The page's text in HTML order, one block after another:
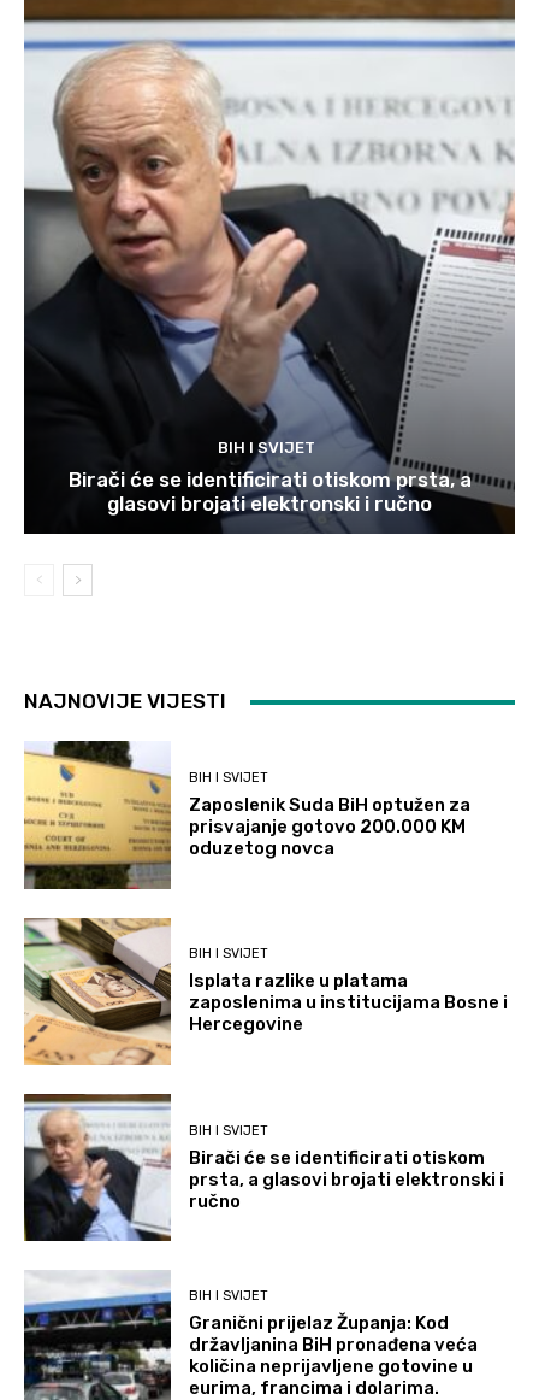
BIH I SVIJET
Birači će se identificirati otiskom prsta, a
glasovi brojati elektronski i ručno
NAJNOVIJE VIJESTI
BIH I SVIJET
Zaposlenik Suda BiH optužen za
prisvajanje gotovo 200.000 KM
oduzetog novca
BIH I SVIJET
Isplata razlike u platama
zaposlenima u institucijama Bosne i
Hercegovine
BIH I SVIJET
Birači će se identificirati otiskom
prsta, a glasovi brojati elektronski i
ručno
BIH I SVIJET
Granični prijelaz Županja: Kod
državljanina BiH pronađena veća
količina neprijavljene gotovine u
eurima, francima i dolarima.